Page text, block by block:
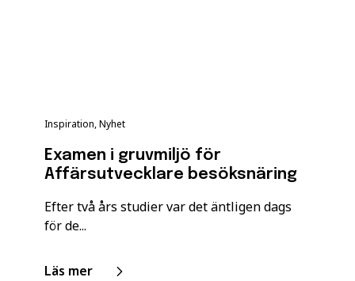
Inspiration, Nyhet
Examen i gruvmiljö för
Affärsutvecklare besöksnäring
Efter två års studier var det äntligen dags
för de...
Läs mer